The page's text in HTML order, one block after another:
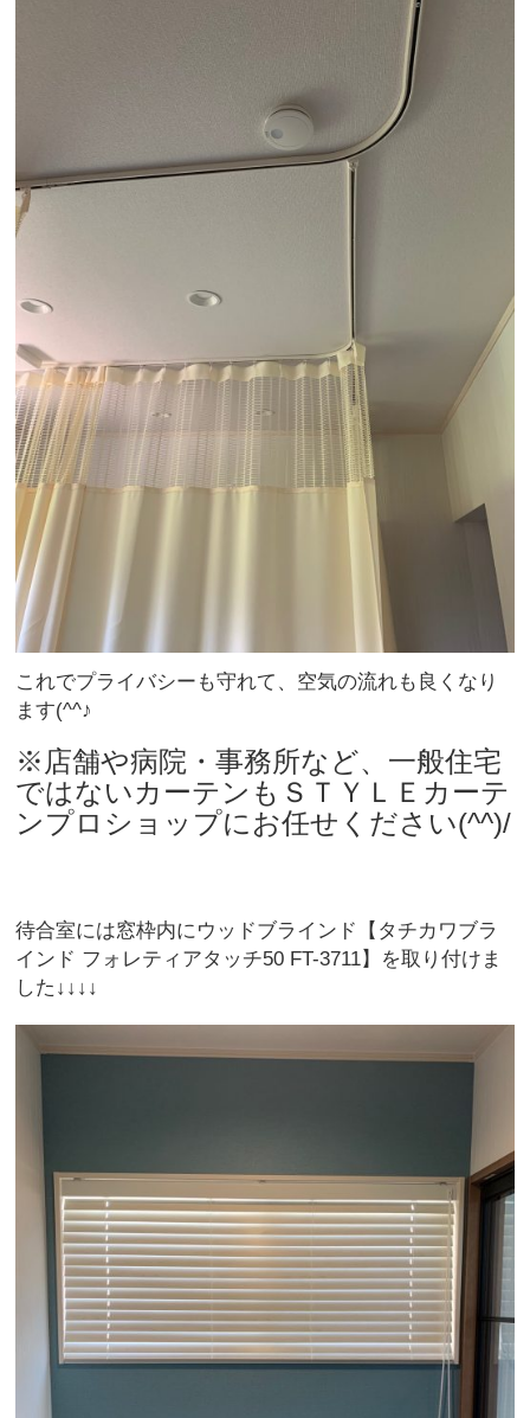
これでプライバシーも守れて、空気の流れも良くなり
ます(^^♪
※店舗や病院・事務所など、一般住宅
ではないカーテンもＳＴＹＬＥカーテ
ンプロショップにお任せください(^^)/
待合室には窓枠内にウッドブラインド【タチカワブラ
インド フォレティアタッチ50 FT-3711】を取り付けま
した↓↓↓↓